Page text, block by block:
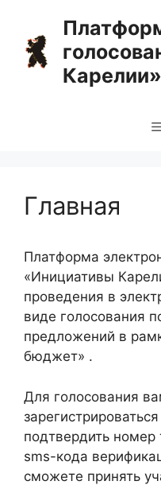
содержимому
Карелии»
Главная
Платформа
«Инициативы
проведения в
виде голосования
предложений в
бюджет» .
Для голосования
подтвердить
sms-кода
сможете принять